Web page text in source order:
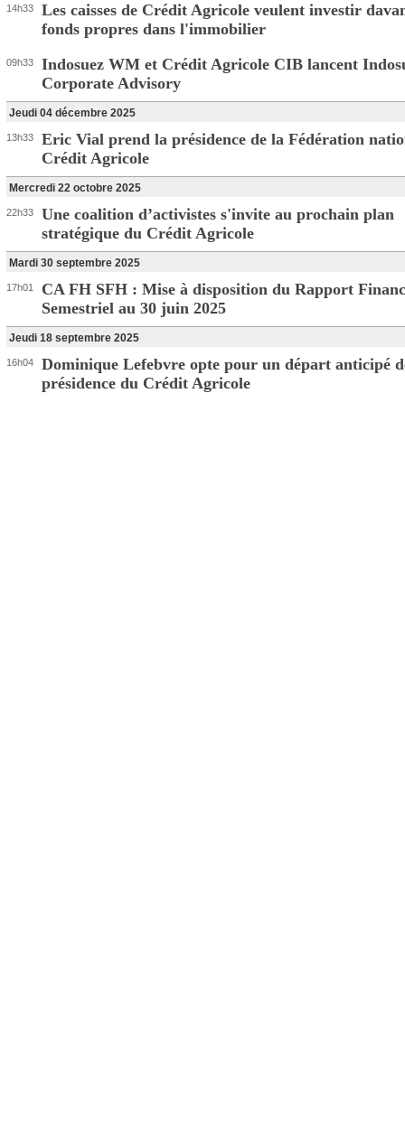
14h33
Les caisses de Crédit Agricole veulent investir
fonds propres dans l'immobilier
09h33
Indosuez WM et Crédit Agricole CIB lancent
Corporate Advisory
Jeudi 04 décembre 2025
13h33
Eric Vial prend la présidence de la Fédération
Crédit Agricole
Mercredi 22 octobre 2025
22h33
Une coalition d’activistes s'invite au prochain plan
stratégique du Crédit Agricole
Mardi 30 septembre 2025
17h01
CA FH SFH : Mise à disposition du Rapport
Semestriel au 30 juin 2025
Jeudi 18 septembre 2025
16h04
Dominique Lefebvre opte pour un départ anticipé
présidence du Crédit Agricole